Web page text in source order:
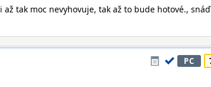
tak moc nevyhovuje, tak až to bude hotové.,
PC